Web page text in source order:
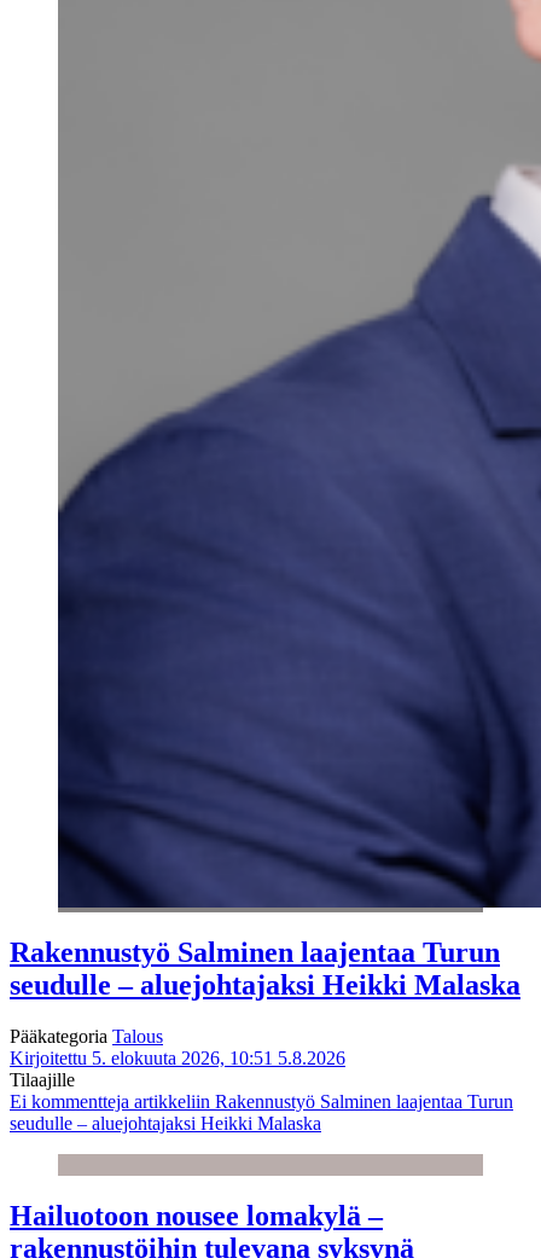
Rakennustyö Salminen laajentaa Turun
seudulle – aluejohtajaksi Heikki Malaska
Pääkategoria Talous
Kirjoitettu 5. elokuuta 2026, 10:51 5.8.2026
Tilaajille
Ei kommentteja artikkeliin Rakennustyö Salminen laajentaa Turun
seudulle – aluejohtajaksi Heikki Malaska
Hailuotoon nousee lomakylä –
rakennustöihin tulevana syksynä